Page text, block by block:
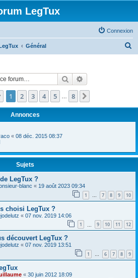
LegTux
Connexion
Général
r
Rechercher
Page 1sur8
1 2 3 4 5 8
Annonces
« 08 déc. 2015 08:37
Sujets
LegTux ?
blanc « 19 août 2023 09:34
1 … 7 8 9 10
choisi LegTux ?
« 07 nov. 2019 14:06
1 9 10 11 12
découvert LegTux ?
« 07 nov. 2019 13:51
1 … 6 7 8 9
« 30 juin 2012 18:09